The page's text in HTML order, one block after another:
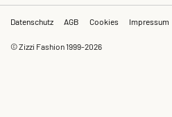
Datenschutz AGB Cookies Impressum
© Zizzi Fashion 1999-2026